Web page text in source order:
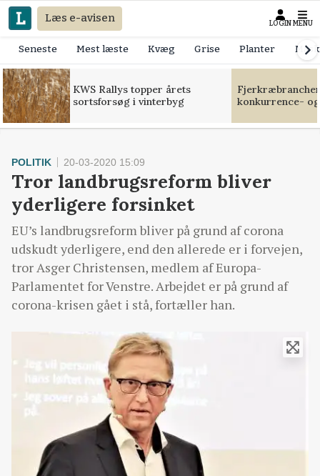
Læs e-avisen LOGIN MENU
Seneste Mest læste Kvæg Grise Planter
KWS Rallys topper årets
sortsforsøg i vinterbyg
konkurrence-
POLITIK 20-03-2020 15:09
Tror landbrugsreform bliver
yderligere forsinket
EU’s landbrugsreform bliver på grund af corona
udskudt yderligere, end den allerede er i forvejen,
tror Asger Christensen, medlem af Europa-
Parlamentet for Venstre. Arbejdet er på grund af
corona-krisen gået i stå, fortæller han.